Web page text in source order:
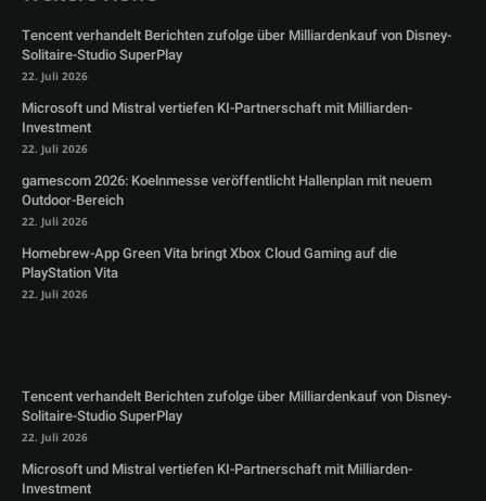
Tencent verhandelt Berichten zufolge über Milliardenkauf von Disney-
Solitaire-Studio SuperPlay
22. Juli 2026
Microsoft und Mistral vertiefen KI-Partnerschaft mit Milliarden-
Investment
22. Juli 2026
gamescom 2026: Koelnmesse veröffentlicht Hallenplan mit neuem
Outdoor-Bereich
22. Juli 2026
Homebrew-App Green Vita bringt Xbox Cloud Gaming auf die
PlayStation Vita
22. Juli 2026
Tencent verhandelt Berichten zufolge über Milliardenkauf von Disney-
Solitaire-Studio SuperPlay
22. Juli 2026
Microsoft und Mistral vertiefen KI-Partnerschaft mit Milliarden-
Investment